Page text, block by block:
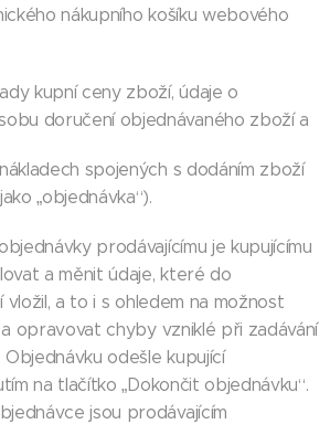
nákupního košíku webového
kupní ceny zboží, údaje o
doručení objednávaného zboží a
spojených s dodáním zboží
„objednávka“).
prodávajícímu je kupujícímu
a měnit údaje, které do
vložil, a to i s ohledem na možnost
opravovat chyby vzniklé při zadávání
odešle kupující
na tlačítko „Dokončit objednávku“.
jsou prodávajícím